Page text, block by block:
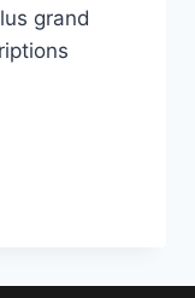
grand